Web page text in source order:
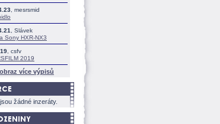
, mesrsmid
, Slávek
Sony HXR-NX3
, csfv
2019
více výpisů
žádné inzeráty.